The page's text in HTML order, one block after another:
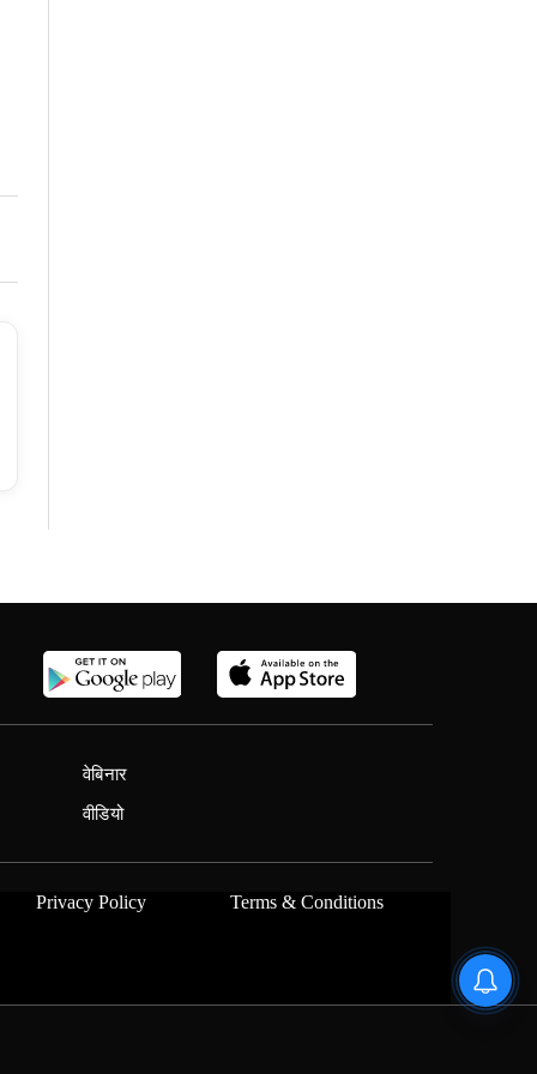
वेबिनार
वीडियो
Privacy Policy Terms & Conditions